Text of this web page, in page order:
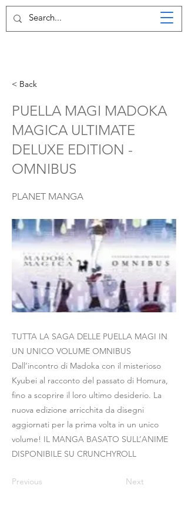
< Back
PUELLA MAGI MADOKA
MAGICA ULTIMATE
DELUXE EDITION -
OMNIBUS
PLANET MANGA
TUTTA LA SAGA DELLE PUELLA MAGI IN
UN UNICO VOLUME OMNIBUS
Dall’incontro di Madoka con il misterioso
Kyubei al racconto del passato di Homura,
fino a scoprire il loro ultimo desiderio. La
nuova edizione arricchita da disegni
aggiornati per la prima volta in un unico
volume! IL MANGA BASATO SULL’ANIME
DISPONIBILE SU CRUNCHYROLL
Previous Next